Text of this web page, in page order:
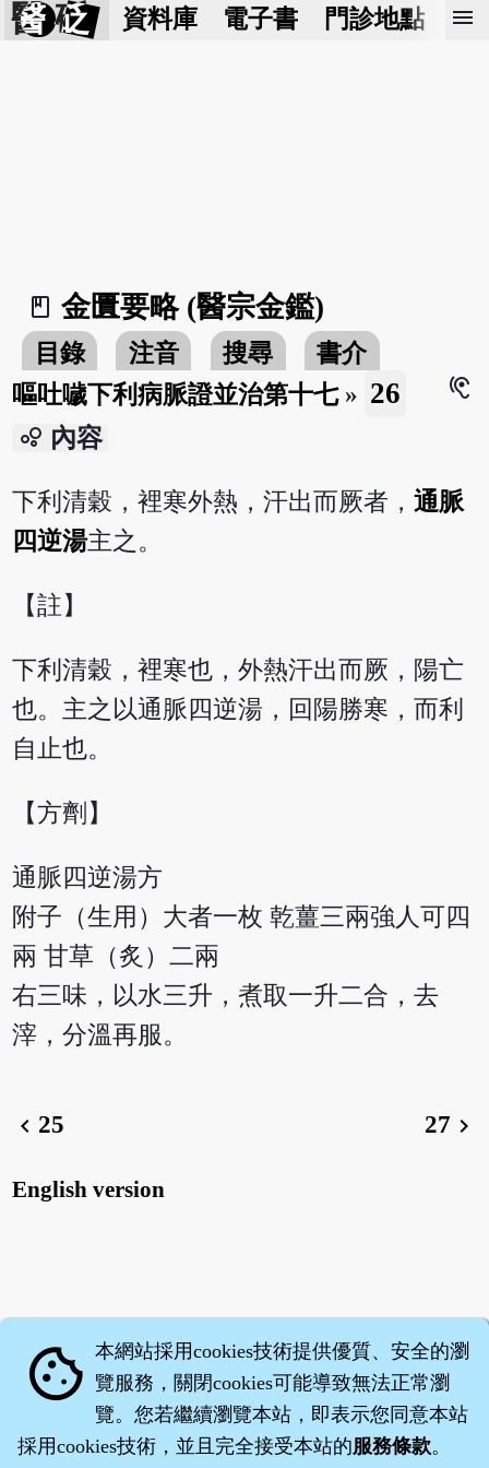
醫 砭 資料庫 電子書 門診地點 預
menu
book_2
金匱要略 (醫宗金鑑)
目錄 注音 搜尋
書介
嘔吐噦下利病脈證並治第十七» 26
hearing
bubble_chart 內容
下利清穀，裡寒外熱，汗出而厥者，通脈
四逆湯主之。
【註】
下利清穀，裡寒也，外熱汗出而厥，陽亡
也。主之以通脈四逆湯，回陽勝寒，而利
自止也。
【方劑】
通脈四逆湯方
附子（生用）大者一枚 乾薑三兩強人可四
兩 甘草（炙）二兩
右三味，以水三升，煮取一升二合，去
滓，分溫再服。
chevron_left 25 27 chevron_right
English version
cookie 本網站採用cookies技術提供優質、安全的瀏
覽服務，關閉cookies可能導致無法正常瀏
覽。您若繼續瀏覽本站，即表示您同意本站
採用cookies技術，並且完全接受本站的服務條款。